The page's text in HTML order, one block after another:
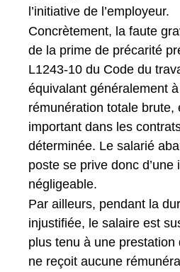
l’initiative de l’employeur.
Concrètement, la faute
de la prime de précarité
L1243-10 du Code du
équivalant généralement
rémunération totale brute,
important dans les
déterminée. Le salarié
poste se prive donc d’une
négligeable.
Par ailleurs, pendant la
injustifiée, le salaire est
plus tenu à une
ne reçoit aucune